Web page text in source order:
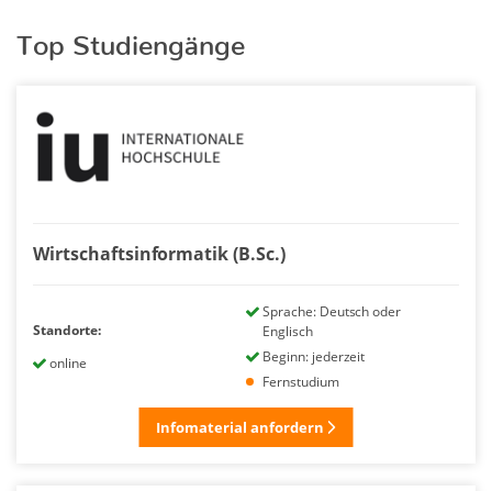
Top Studiengänge
Wirtschafts­informatik (B.Sc.)
Standorte:
online
Sprache: Deutsch oder
Englisch
Beginn: jederzeit
Fernstudium
Infomaterial anfordern